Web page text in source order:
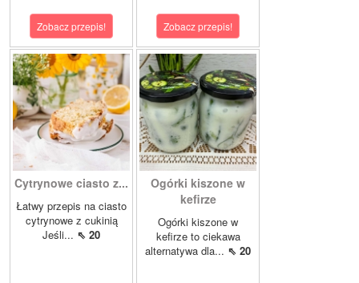
Zobacz przepis! Zobacz przepis!
Cytrynowe ciasto z...
Łatwy przepis na ciasto
cytrynowe z cukinią
Jeśli... ⇖ 20
Ogórki kiszone w
kefirze
Ogórki kiszone w
kefirze to ciekawa
alternatywa dla... ⇖ 20